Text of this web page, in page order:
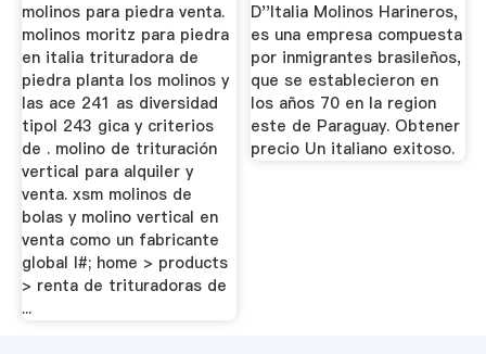
molinos para piedra venta.
molinos moritz para piedra
en italia trituradora de
piedra planta los molinos y
las ace 241 as diversidad
tipol 243 gica y criterios
de . molino de trituración
vertical para alquiler y
venta. xsm molinos de
bolas y molino vertical en
venta como un fabricante
global l#; home > products
> renta de trituradoras de
...
D''Italia Molinos Harineros,
es una empresa compuesta
por inmigrantes brasileños,
que se establecieron en
los años 70 en la region
este de Paraguay. Obtener
precio Un italiano exitoso.